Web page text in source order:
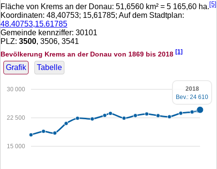
Fläche von Krems an der Donau: 51,6560 km² = 5 165,60 ha. [5]
Koordinaten: 48,40753; 15,61785; Auf dem Stadtplan:
48.40753,15.61785
Gemeinde kennziffer: 30101
PLZ: 3500, 3506, 3541
Bevölkerung Krems an der Donau von 1869 bis 2018 [1]
Grafik Tabelle
15 000
22 500
30 000
2018
Bev.: 24 610